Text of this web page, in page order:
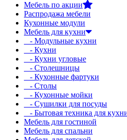
Мебель по акции
Распродажа мебели
Кухонные модули
Мебель для кухни
- Модульные кухни
- Кухни
- Кухни угловые
- Столешницы
- Кухонные фартуки
- Столы
- Кухонные мойки
- Сушилки для посуды
- Бытовая техника для
Мебель для гостиной
Мебель для спальни